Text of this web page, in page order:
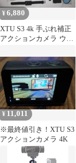
¥6,880
XTU S3 4k 手ぶれ補正
アクションカメラ ウェ
¥ 11,011
※最終値引き！XTU S3
アクションカメラ 4K